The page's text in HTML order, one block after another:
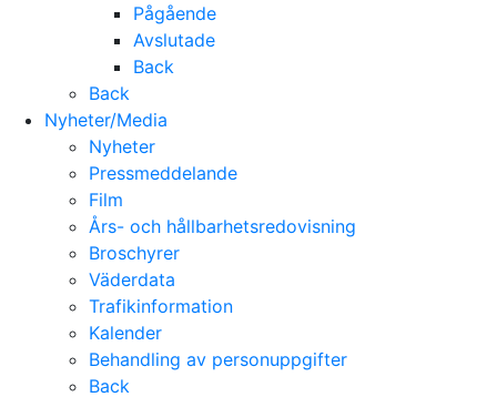
Pågående
Avslutade
Back
Back
Nyheter/Media
Nyheter
Pressmeddelande
Film
Års- och hållbarhetsredovisning
Broschyrer
Väderdata
Trafikinformation
Kalender
Behandling av personuppgifter
Back